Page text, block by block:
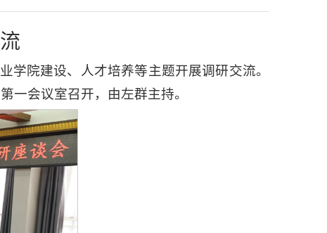
院建设、人才培养等主题开展调研交流。
一会议室召开，由左群主持。